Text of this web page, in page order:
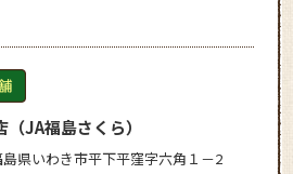
（JA福島さくら）
県いわき市平下平窪字六角１－2